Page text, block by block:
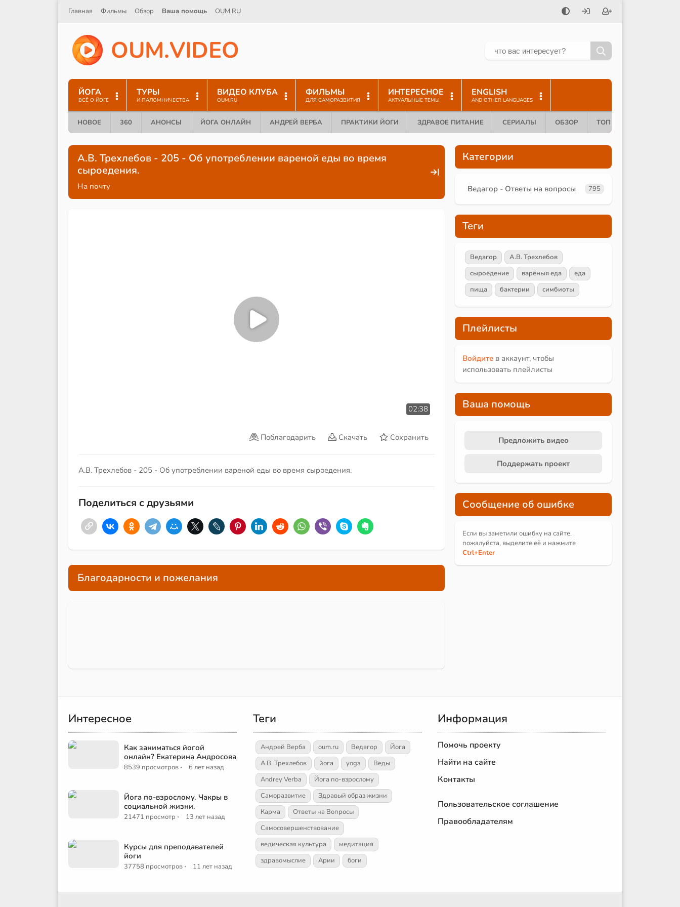
Главная Фильмы Обзор Ваша помощь OUM.RU
OUM.VIDEO
ЙОГА
ВСЁ О ЙОГЕ
ТУРЫ
И ПАЛОМНИЧЕСТВА
ВИДЕО КЛУБА
OUM.RU
ФИЛЬМЫ
ДЛЯ САМОРАЗВИТИЯ
ИНТЕРЕСНОЕ
АКТУАЛЬНЫЕ ТЕМЫ
ENGLISH
AND OTHER LANGUAGES
НОВОЕ 360 АНОНСЫ ЙОГА ОНЛАЙН АНДРЕЙ ВЕРБА ПРАКТИКИ ЙОГИ ЗДРАВОЕ ПИТАНИЕ СЕРИАЛЫ ОБЗОР ТОП 10
А.В. Трехлебов - 205 - Об употреблении вареной еды во время
сыроедения.
На почту
02:38
Поблагодарить Скачать Сохранить
А.В. Трехлебов - 205 - Об употреблении вареной еды во время сыроедения.
Поделиться с друзьями
Благодарности и пожелания
Категории
Ведагор - Ответы на вопросы 795
Теги
Ведагор
А.В. Трехлебов
сыроедение
варёныя еда
еда
пища
бактерии симбиоты
Плейлисты
Войдите в аккаунт, чтобы
использовать плейлисты
Ваша помощь
Предложить видео
Поддержать проект
Сообщение об ошибке
Если вы заметили ошибку на сайте,
пожалуйста, выделите её и нажмите
Ctrl+Enter
Интересное
Как заниматься йогой
онлайн? Екатерина Андросова
8539 просмотров · 6 лет назад
Йога по-взрослому. Чакры в
социальной жизни.
21471 просмотр · 13 лет назад
Курсы для преподавателей
йоги
37758 просмотров · 11 лет назад
Теги
Андрей Верба oum.ru Ведагор
Йога
А.В. Трехлебов
йога yoga
Веды
Andrey Verba
Йога по-взрослому
Саморазвитие
Здравый образ жизни
Карма
Ответы на Вопросы
Самосовершенствование
ведическая культура
медитация
здравомыслие
Арии боги
Информация
Помочь проекту
Найти на сайте
Контакты
Пользовательское соглашение
Правообладателям